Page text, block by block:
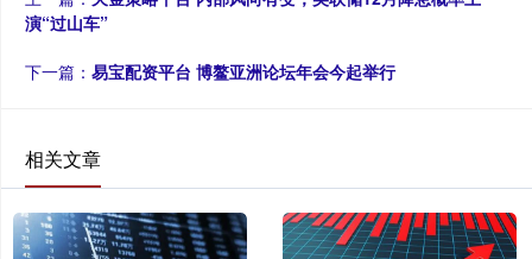
演“过山车”
下一篇： 易宝配资平台 博鳌亚洲论坛年会今起举行
相关文章